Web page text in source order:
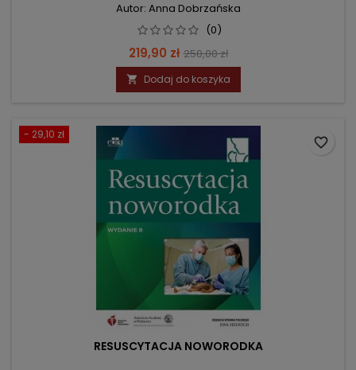
Autor: Anna Dobrzańska
(0)
Cena
219,90 zł Cena
podstawowa
250,00 zł
 Dodaj do koszyka
- 29,10 zł
RESUSCYTACJA NOWORODKA
favorite_border